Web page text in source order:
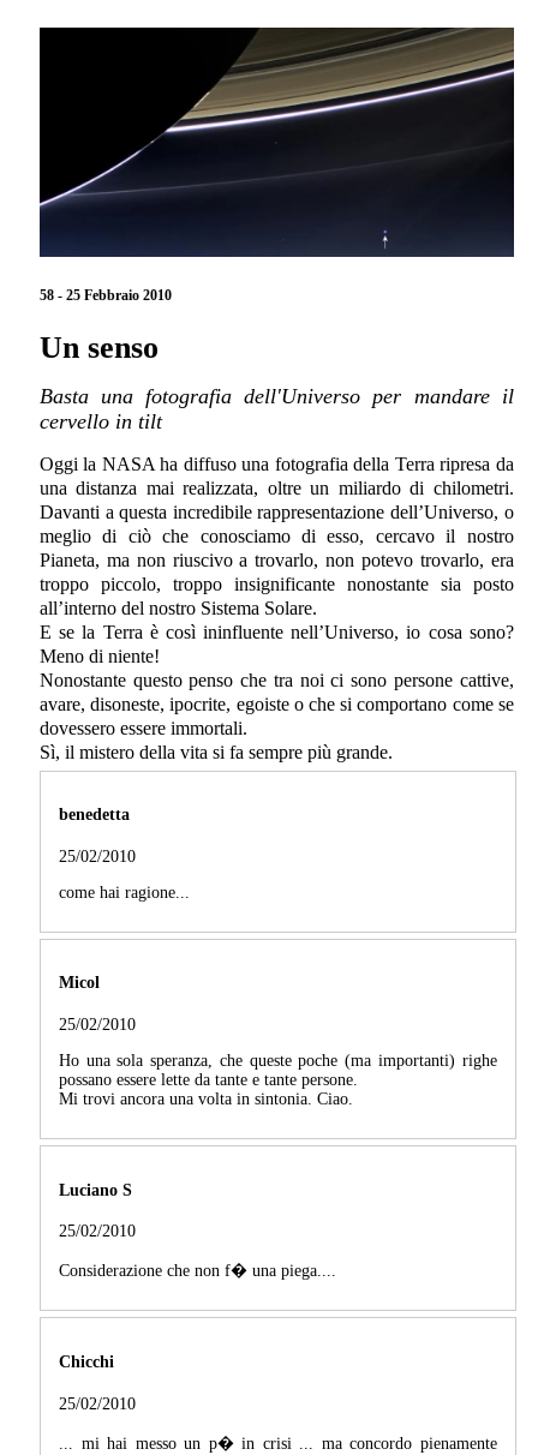
58 - 25 Febbraio 2010
Un senso
Basta una fotografia dell'Universo per mandare il
cervello in tilt
Oggi la NASA ha diffuso una fotografia della Terra ripresa da
una distanza mai realizzata, oltre un miliardo di chilometri.
Davanti a questa incredibile rappresentazione dell’Universo, o
meglio di ciò che conosciamo di esso, cercavo il nostro
Pianeta, ma non riuscivo a trovarlo, non potevo trovarlo, era
troppo piccolo, troppo insignificante nonostante sia posto
all’interno del nostro Sistema Solare.
E se la Terra è così ininfluente nell’Universo, io cosa sono?
Meno di niente!
Nonostante questo penso che tra noi ci sono persone cattive,
avare, disoneste, ipocrite, egoiste o che si comportano come se
dovessero essere immortali.
Sì, il mistero della vita si fa sempre più grande.
benedetta
25/02/2010
come hai ragione...
Micol
25/02/2010
Ho una sola speranza, che queste poche (ma importanti) righe
possano essere lette da tante e tante persone.
Mi trovi ancora una volta in sintonia. Ciao.
Luciano S
25/02/2010
Considerazione che non f� una piega....
Chicchi
25/02/2010
... mi hai messo un p� in crisi ... ma concordo pienamente